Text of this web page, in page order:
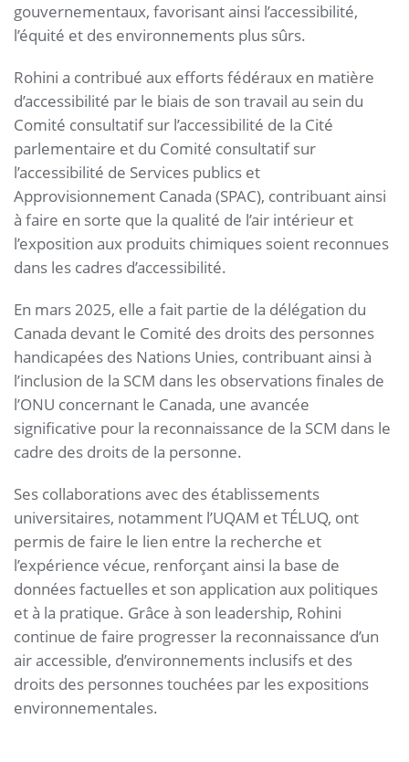
gouvernementaux, favorisant ainsi l’accessibilité,
l’équité et des environnements plus sûrs.
Rohini a contribué aux efforts fédéraux en matière
d’accessibilité par le biais de son travail au sein du
Comité consultatif sur l’accessibilité de la Cité
parlementaire et du Comité consultatif sur
l’accessibilité de Services publics et
Approvisionnement Canada (SPAC), contribuant ainsi
à faire en sorte que la qualité de l’air intérieur et
l’exposition aux produits chimiques soient reconnues
dans les cadres d’accessibilité.
En mars 2025, elle a fait partie de la délégation du
Canada devant le Comité des droits des personnes
handicapées des Nations Unies, contribuant ainsi à
l’inclusion de la SCM dans les observations finales de
l’ONU concernant le Canada, une avancée
significative pour la reconnaissance de la SCM dans le
cadre des droits de la personne.
Ses collaborations avec des établissements
universitaires, notamment l’UQAM et TÉLUQ, ont
permis de faire le lien entre la recherche et
l’expérience vécue, renforçant ainsi la base de
données factuelles et son application aux politiques
et à la pratique. Grâce à son leadership, Rohini
continue de faire progresser la reconnaissance d’un
air accessible, d’environnements inclusifs et des
droits des personnes touchées par les expositions
environnementales.